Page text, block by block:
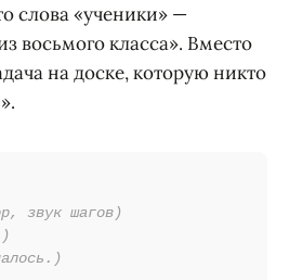
слова «ученики» —
восьмого класса». Вместо
на доске, которую никто
звук шагов)